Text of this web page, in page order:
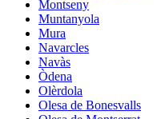
Montseny
Muntanyola
Mura
Navarcles
Navàs
Òdena
Olèrdola
Olesa de Bonesvalls